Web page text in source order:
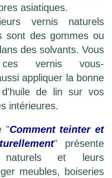
asiatiques.
vernis naturels
sont des gommes ou
des solvants. Vous
vernis vous-
appliquer la bonne
de lin sur vos
intérieures.
"Comment teinter et
" présente
naturels et leurs
meubles, boiseries